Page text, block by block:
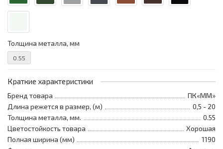
Толщина металла, мм
0.55
Краткие характеристики
Бренд товара
ПК«ММ»
Длина режется в размер, (м)
0,5 - 20
Толщина металла, мм.
0.55
Цветостойкость товара
Хорошая
Полная ширина (мм)
1190